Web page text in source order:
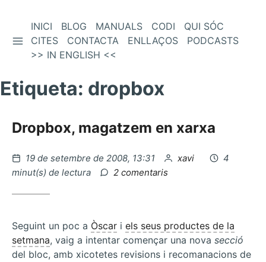
contingut
BARRA LATERAL
INICI BLOG MANUALS CODI
QUI SÓC
CITES
CONTACTA ENLLAÇOS
PODCASTS
>> IN ENGLISH <<
Etiqueta: dropbox
Dropbox, magatzem en xarxa
Publicat
el
19 de setembre de 2008, 13:31 per
xavi
4
minut(s) de lectura
2 comentaris
xarxa
Seguint un poc a Òscar i els seus productes de la
setmana, vaig a intentar començar una nova secció
del bloc, amb xicotetes revisions i recomanacions de